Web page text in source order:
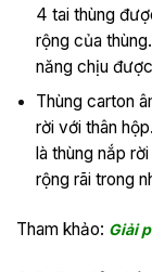
4 tai thùng
rộng của
năng chịu
Thùng carton
rời với thân
là thùng nắp
rộng rãi trong
Tham khảo: Giải